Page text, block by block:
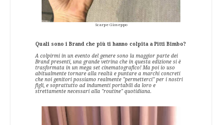
Scarpe Gioseppo
Quali sono i Brand che più ti hanno colpita a Pitti Bimbo?
A colpirmi in un evento del genere sono la maggior parte dei
Brand presenti, una grande vetrina che in questa edizione si è
trasformata in un mega set cinematografico! Ma poi io uso
abitualmente tornare alla realtà e puntare a marchi concreti
che noi genitori possiamo realmente "permetterci" per i nostri
figli, e soprattutto ad indumenti portabili da loro e
strettamente necessari alla "routine" quotidiana.